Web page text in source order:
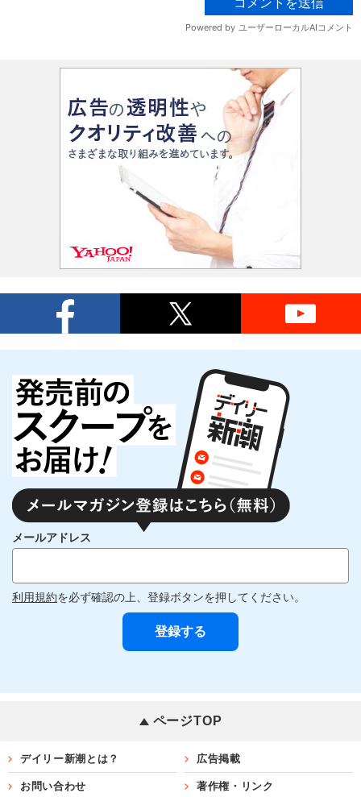
メールアドレス
利用規約を必ず確認の上、登録ボタンを押してください。
ページTOP
デイリー新潮とは？ 広告掲載
お問い合わせ 著作権・リンク